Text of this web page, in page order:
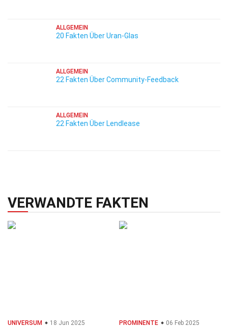
ALLGEMEIN
20 Fakten Über Uran-Glas
ALLGEMEIN
22 Fakten Über Community-Feedback
ALLGEMEIN
22 Fakten Über Lendlease
VERWANDTE FAKTEN
UNIVERSUM 18 Jun 2025 PROMINENTE 06 Feb 2025